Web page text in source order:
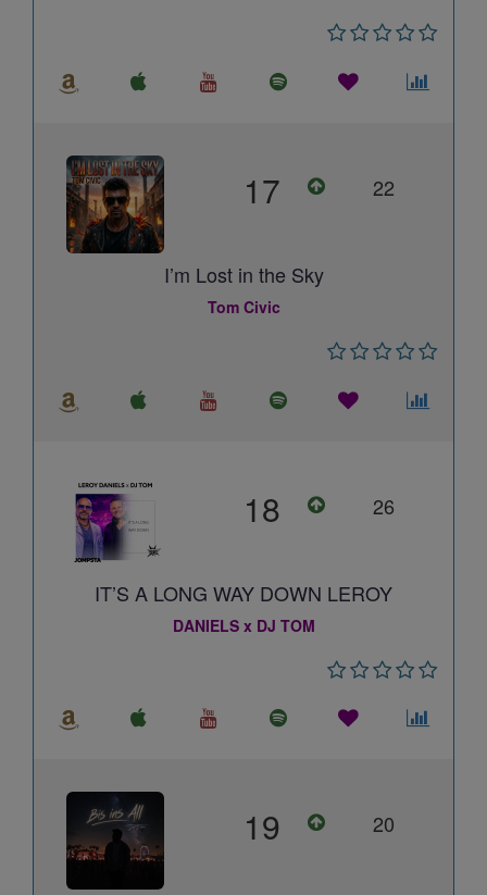
17 22
I’m Lost in the Sky
Tom Civic
18 26
IT’S A LONG WAY DOWN LEROY
DANIELS x DJ TOM
19 20